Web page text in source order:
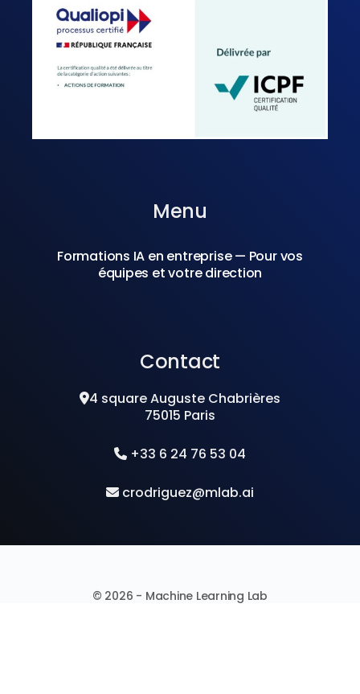
Menu
Formations IA en entreprise — Pour vos
équipes et votre direction
Contact
4 square Auguste Chabrières
75015 Paris
+33 6 24 76 53 04
crodriguez@mlab.ai
© 2026 - Machine Learning Lab